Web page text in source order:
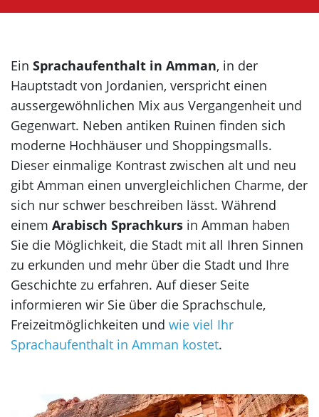
Ein Sprachaufenthalt in Amman, in der
Hauptstadt von Jordanien, verspricht einen
aussergewöhnlichen Mix aus Vergangenheit und
Gegenwart. Neben antiken Ruinen finden sich
moderne Hochhäuser und Shoppingsmalls.
Dieser einmalige Kontrast zwischen alt und neu
gibt Amman einen unvergleichlichen Charme, der
sich nur schwer beschreiben lässt. Während
einem Arabisch Sprachkurs in Amman haben
Sie die Möglichkeit, die Stadt mit all Ihren Sinnen
zu erkunden und mehr über die Stadt und Ihre
Geschichte zu erfahren. Auf dieser Seite
informieren wir Sie über die Sprachschule,
Freizeitmöglichkeiten und wie viel Ihr
Sprachaufenthalt in Amman kostet.